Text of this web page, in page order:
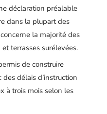
déclaration préalable
dans la plupart des
la majorité des
terrasses surélevées.
de construire
délais d’instruction
à trois mois selon les